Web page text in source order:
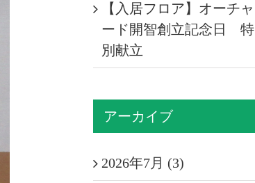
【入居フロア】オーチャ
ード開智創立記念日 特
別献立
アーカイブ
2026年7月 (3)